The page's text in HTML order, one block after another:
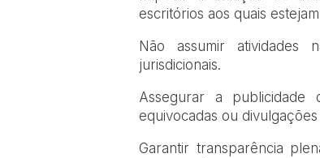
escritórios aos quais
Não assumir atividades
jurisdicionais.
Assegurar a publicidade
equivocadas ou
Garantir transparência